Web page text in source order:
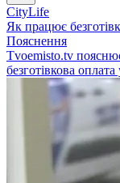
CityLife
Як працює
Пояснення
Tvoemisto.tv
безготівкова